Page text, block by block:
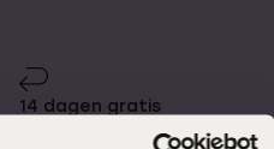
14 dagen gratis